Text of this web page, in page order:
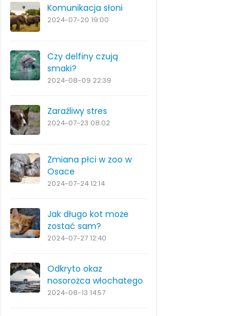
Komunikacja słoni
2024-07-20 19:00
Czy delfiny czują
smaki?
2024-08-09 22:39
Zaraźliwy stres
2024-07-23 08:02
Zmiana płci w zoo w
Osace
2024-07-24 12:14
Jak długo kot może
zostać sam?
2024-07-27 12:40
Odkryto okaz
nosorożca włochatego
2024-08-13 14:57